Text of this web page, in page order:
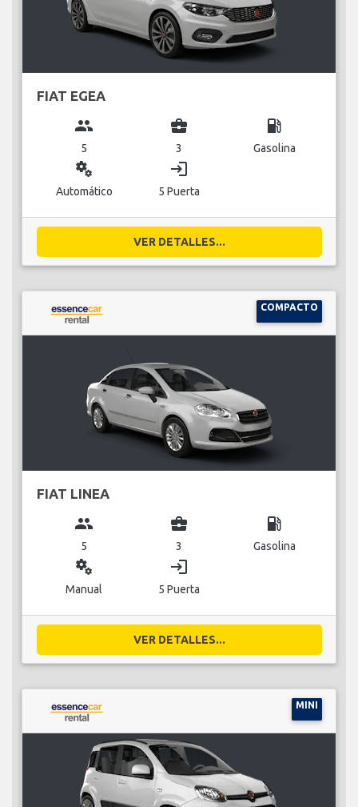
FIAT EGEA
group
5
business_center
3
local_gas_station
Gasolina
miscellaneous_services
Automático
login
5 Puerta
VER DETALLES...
COMPACTO
FIAT LINEA
group
5
business_center
3
local_gas_station
Gasolina
miscellaneous_services
Manual
login
5 Puerta
VER DETALLES...
MINI